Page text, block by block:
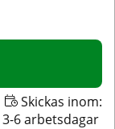
Skickas inom:
3-6 arbetsdagar